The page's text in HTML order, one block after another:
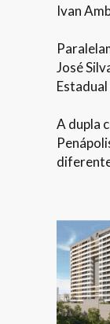
Ivan
José
A dupla